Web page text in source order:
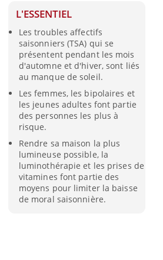
L'ESSENTIEL
Les troubles affectifs
saisonniers (TSA) qui se
présentent pendant les mois
d'automne et d'hiver, sont liés
au manque de soleil.
Les femmes, les bipolaires et
les jeunes adultes font partie
des personnes les plus à
risque.
Rendre sa maison la plus
lumineuse possible, la
luminothérapie et les prises de
vitamines font partie des
moyens pour limiter la baisse
de moral saisonnière.